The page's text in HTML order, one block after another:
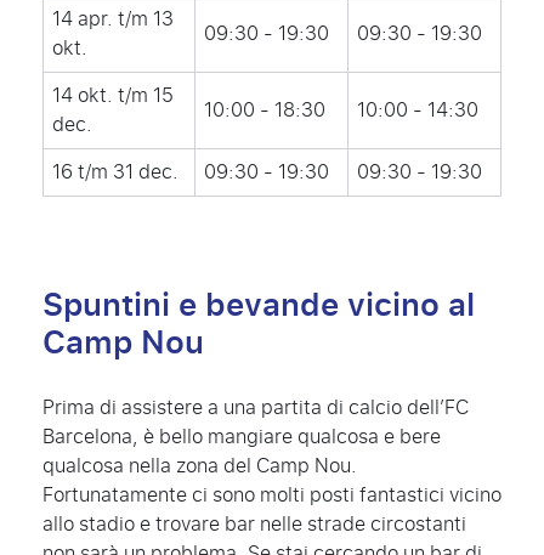
14 apr. t/m 13
okt.
09:30 - 19:30
09:30 - 19:30
14 okt. t/m 15
dec.
10:00 - 18:30
10:00 - 14:30
16 t/m 31 dec.
09:30 - 19:30 09:30 - 19:30
Spuntini e bevande vicino al
Camp Nou
Prima di assistere a una partita di calcio dell’FC
Barcelona, è bello mangiare qualcosa e bere
qualcosa nella zona del Camp Nou.
Fortunatamente ci sono molti posti fantastici vicino
allo stadio e trovare bar nelle strade circostanti